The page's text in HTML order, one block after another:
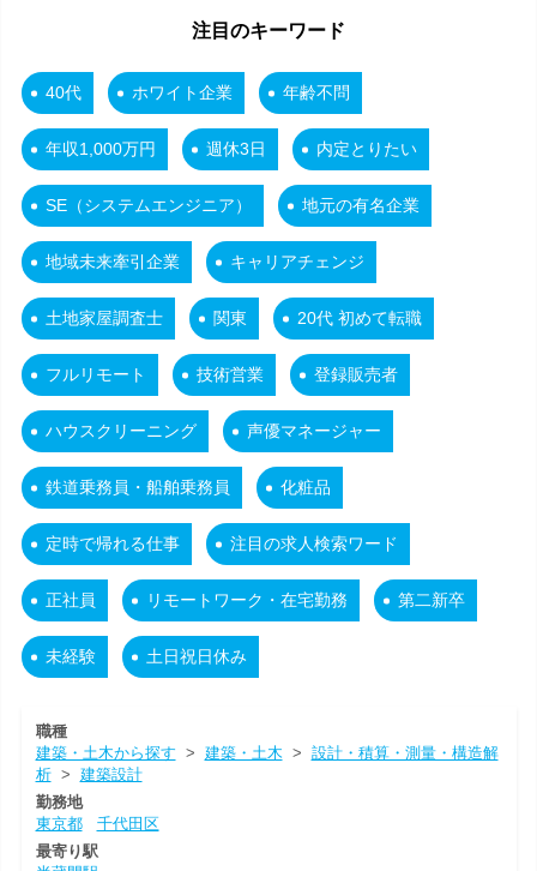
注目のキーワード
40代 ホワイト企業 年齢不問
年収1,000万円 週休3日 内定とりたい
SE（システムエンジニア） 地元の有名企業
地域未来牽引企業 キャリアチェンジ
土地家屋調査士 関東 20代 初めて転職
フルリモート 技術営業 登録販売者
ハウスクリーニング 声優マネージャー
鉄道乗務員・船舶乗務員 化粧品
定時で帰れる仕事 注目の求人検索ワード
正社員 リモートワーク・在宅勤務 第二新卒
未経験 土日祝日休み
職種
建築・土木から探す > 建築・土木 > 設計・積算・測量・構造解
析> 建築設計
勤務地
東京都
千代田区
最寄り駅